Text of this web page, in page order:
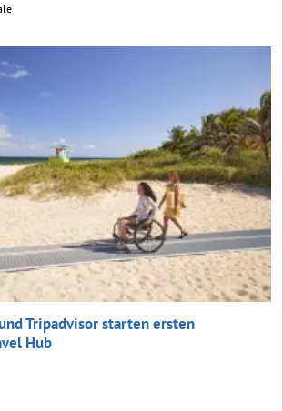
Tripadvisor starten ersten
Hub